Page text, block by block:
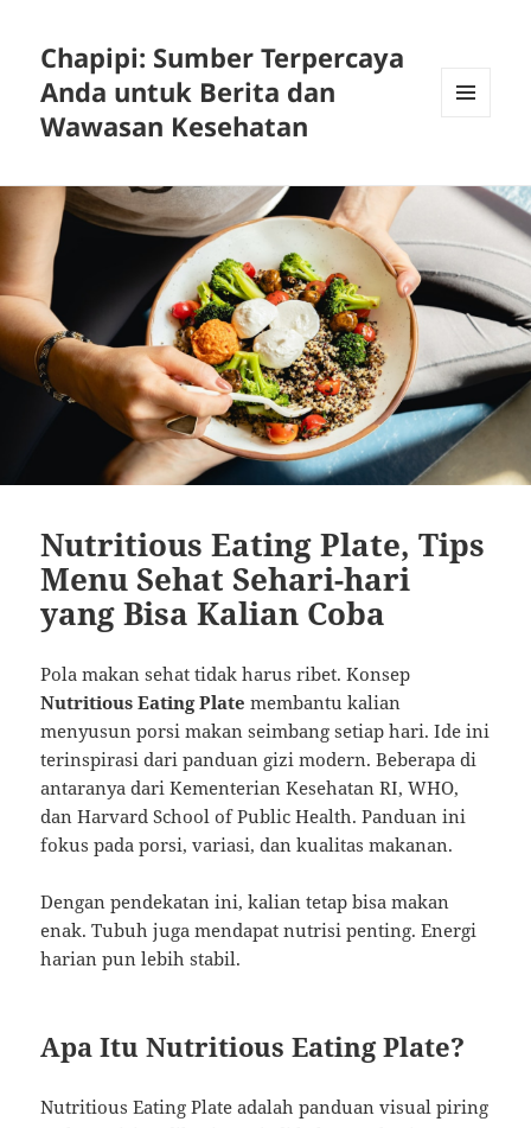
Chapipi: Sumber Terpercaya
Anda untuk Berita dan
Wawasan Kesehatan
Nutritious Eating Plate, Tips
Menu Sehat Sehari-hari
yang Bisa Kalian Coba
Pola makan sehat tidak harus ribet. Konsep
Nutritious Eating Plate membantu kalian
menyusun porsi makan seimbang setiap hari. Ide ini
terinspirasi dari panduan gizi modern. Beberapa di
antaranya dari Kementerian Kesehatan RI, WHO,
dan Harvard School of Public Health. Panduan ini
fokus pada porsi, variasi, dan kualitas makanan.
Dengan pendekatan ini, kalian tetap bisa makan
enak. Tubuh juga mendapat nutrisi penting. Energi
harian pun lebih stabil.
Apa Itu Nutritious Eating Plate?
Nutritious Eating Plate adalah panduan visual piring